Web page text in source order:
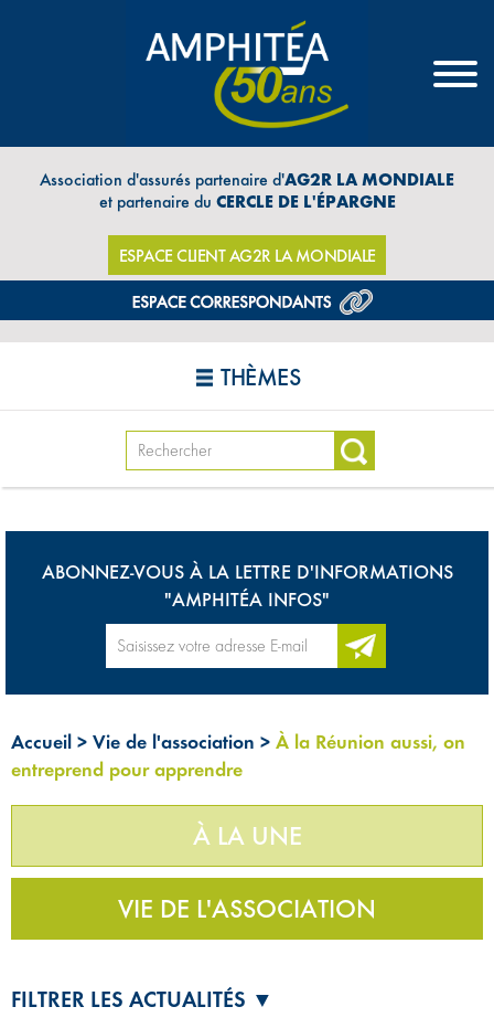
Association d'assurés partenaire d'AG2R LA MONDIALE
et partenaire du CERCLE DE L'ÉPARGNE
ESPACE CLIENT AG2R LA MONDIALE
THÈMES
ABONNEZ-VOUS À LA LETTRE D'INFORMATIONS
"AMPHITÉA INFOS"
Accueil > Vie de l'association > À la Réunion aussi, on
entreprend pour apprendre
À LA UNE
VIE DE L'ASSOCIATION
FILTRER LES ACTUALITÉS ▼